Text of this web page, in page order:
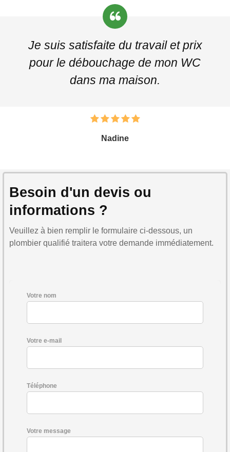
Je suis satisfaite du travail et prix
pour le débouchage de mon WC
dans ma maison.
Nadine
Besoin d'un devis ou
informations ?
Veuillez à bien remplir le formulaire ci-dessous, un
plombier qualifié traitera votre demande immédiatement.
Votre nom
Votre e-mail
Téléphone
Votre message